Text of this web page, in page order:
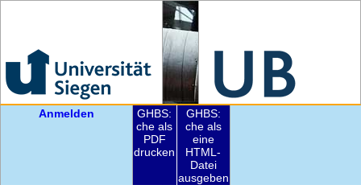
Anmelden
GHBS:
che als
PDF
drucken
GHBS:
che als
eine
HTML-
Datei
ausgeben